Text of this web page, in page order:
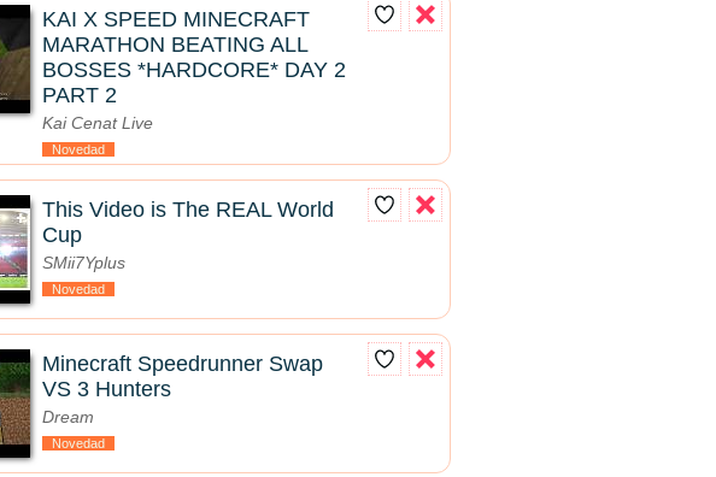
KAI X SPEED MINECRAFT
MARATHON BEATING ALL
BOSSES *HARDCORE* DAY 2
PART 2
Kai Cenat Live
Novedad
This Video is The REAL World
Cup
SMii7Yplus
Novedad
Minecraft Speedrunner Swap
VS 3 Hunters
Dream
Novedad